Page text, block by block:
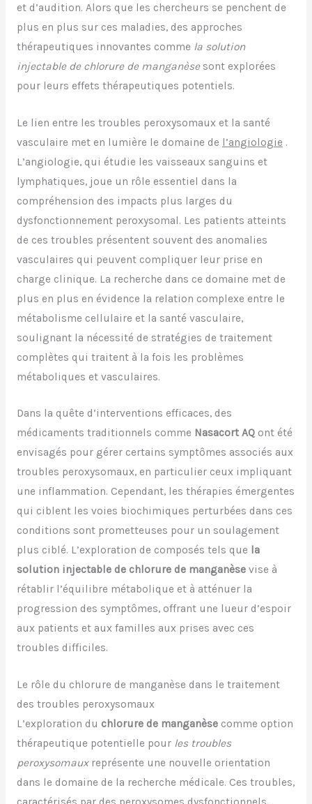
et d’audition. Alors que les chercheurs se penchent de
plus en plus sur ces maladies, des approches
thérapeutiques innovantes comme la solution
injectable de chlorure de manganèsesont explorées
pour leurs effets thérapeutiques potentiels.
Le lien entre les troubles peroxysomaux et la santé
vasculaire met en lumière le domaine de l’angiologie .
L’angiologie, qui étudie les vaisseaux sanguins et
lymphatiques, joue un rôle essentiel dans la
compréhension des impacts plus larges du
dysfonctionnement peroxysomal. Les patients atteints
de ces troubles présentent souvent des anomalies
vasculaires qui peuvent compliquer leur prise en
charge clinique. La recherche dans ce domaine met de
plus en plus en évidence la relation complexe entre le
métabolisme cellulaire et la santé vasculaire,
soulignant la nécessité de stratégies de traitement
complètes qui traitent à la fois les problèmes
métaboliques et vasculaires.
Dans la quête d’interventions efficaces, des
médicaments traditionnels comme Nasacort AQont été
envisagés pour gérer certains symptômes associés aux
troubles peroxysomaux, en particulier ceux impliquant
une inflammation. Cependant, les thérapies émergentes
qui ciblent les voies biochimiques perturbées dans ces
conditions sont prometteuses pour un soulagement
plus ciblé. L’exploration de composés tels que
la
solution injectable de chlorure de manganèsevise à
rétablir l’équilibre métabolique et à atténuer la
progression des symptômes, offrant une lueur d’espoir
aux patients et aux familles aux prises avec ces
troubles difficiles.
Le rôle du chlorure de manganèse dans le traitement
des troubles peroxysomaux
L’exploration du chlorure de manganèsecomme option
thérapeutique potentielle pour les troubles
peroxysomauxreprésente une nouvelle orientation
dans le domaine de la recherche médicale. Ces troubles,